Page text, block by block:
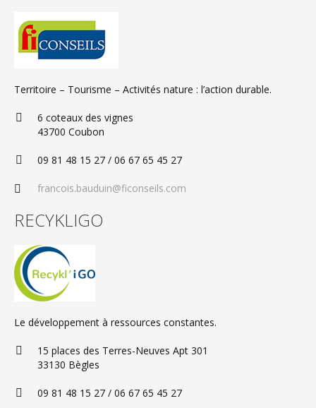
Territoire – Tourisme – Activités nature : l’action durable.
6 coteaux des vignes
43700 Coubon
09 81 48 15 27 / 06 67 65 45 27
francois.bauduin@ficonseils.com
RECYKLIGO
Le développement à ressources constantes.
15 places des Terres-Neuves Apt 301
33130 Bègles
09 81 48 15 27 / 06 67 65 45 27